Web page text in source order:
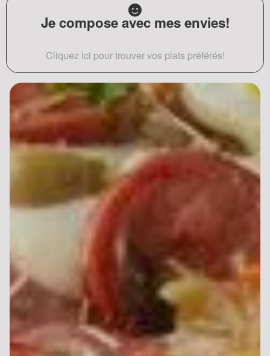
Je compose avec mes envies!
Cliquez ici pour trouver vos plats préférés!